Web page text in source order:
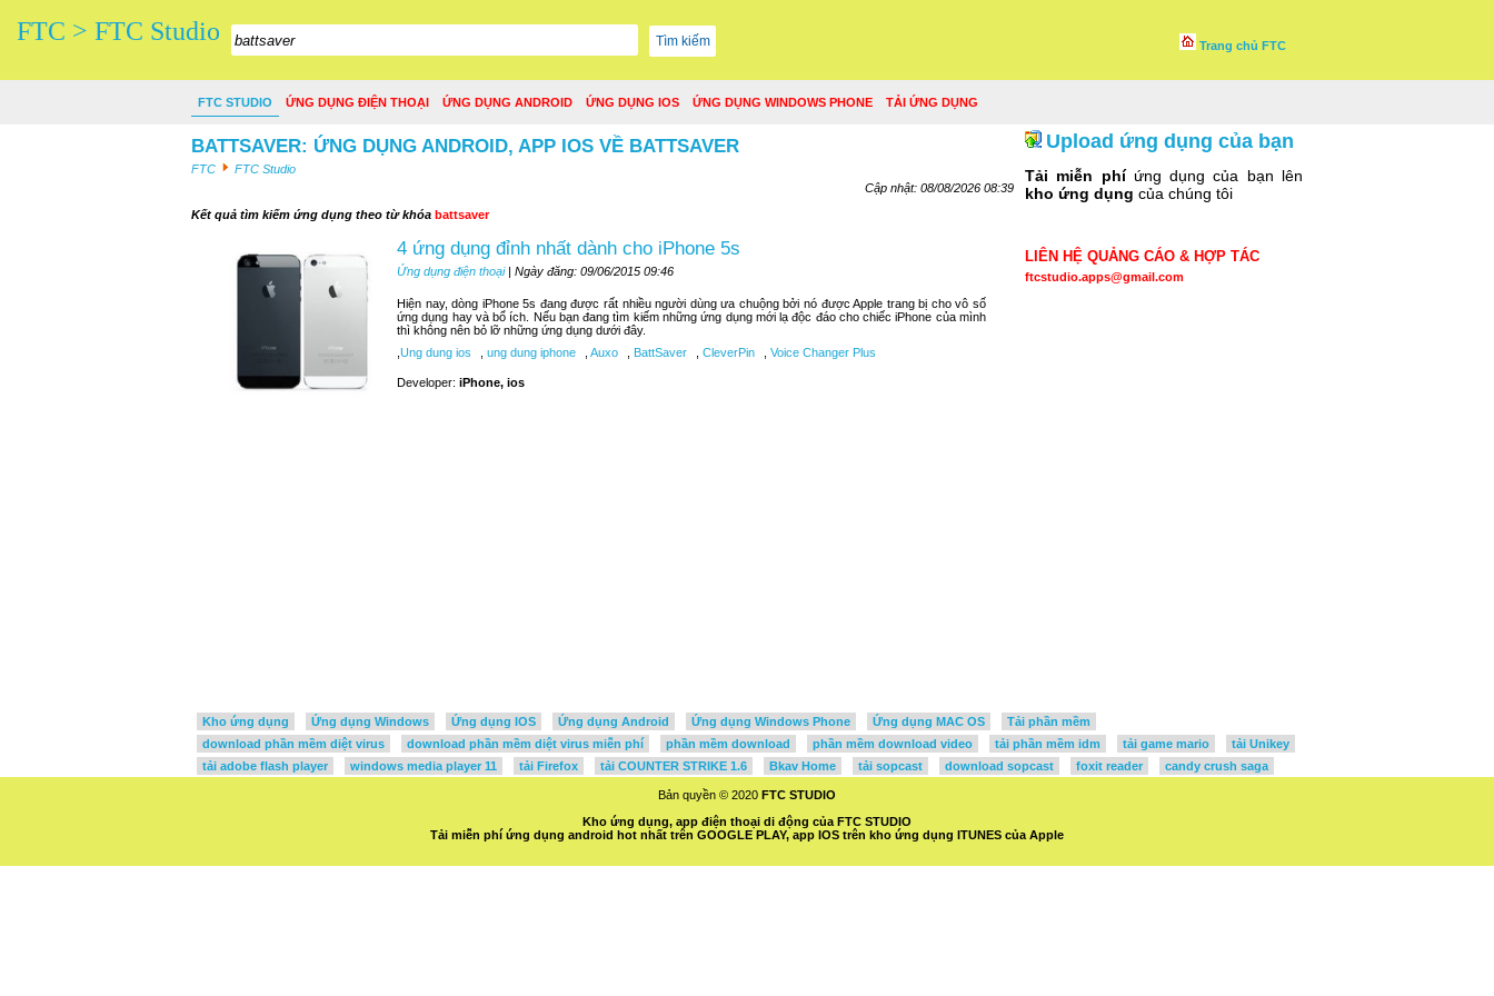
FTC > FTC Studio Trang chủ FTC
FTC STUDIO ỨNG DỤNG ĐIỆN THOẠI ỨNG DỤNG ANDROID ỨNG DỤNG IOS ỨNG DỤNG WINDOWS PHONE TẢI ỨNG DỤNG
BATTSAVER: ỨNG DỤNG ANDROID, APP IOS VỀ BATTSAVER
FTC
FTC Studio
Cập nhật: 08/08/2026 08:39
Kết quả tìm kiếm ứng dụng theo từ khóa battsaver
4 ứng dụng đỉnh nhất dành cho iPhone 5s
Ứng dụng điện thoại| Ngày đăng: 09/06/2015 09:46
Hiện nay, dòng iPhone 5s đang được rất nhiều người dùng ưa chuộng bởi nó được Apple trang bị cho vô số
ứng dụng hay và bổ ích. Nếu bạn đang tìm kiếm những ứng dụng mới lạ độc đáo cho chiếc iPhone của mình
thì không nên bỏ lỡ những ứng dụng dưới đây.
Ung dung ios ung dung iphone Auxo BattSaver CleverPin Voice Changer Plus
Developer: iPhone, ios
Upload ứng dụng của bạn
Tải miễn phíứng dụng của bạn lên
kho ứng dụng của chúng tôi
LIÊN HỆ QUẢNG CÁO & HỢP TÁC
ftcstudio.apps@gmail.com
Kho ứng dụng Ứng dụng Windows Ứng dụng IOS Ứng dụng Android Ứng dụng Windows Phone Ứng dụng MAC OS
Tải phần mềm
download phần mềm diệt virus
download phần mềm diệt virus miễn phí phần mềm download phần mềm download video tải phần mềm idm tải game mario
tải Unikey
tải adobe flash player
windows media player 11 tải Firefox tải COUNTER STRIKE 1.6 Bkav Home tải sopcast download sopcast foxit reader candy crush saga
Bản quyền © 2020 FTC STUDIO
Kho ứng dụng, app điện thoại di động của FTC STUDIO
Tải miễn phí ứng dụng android hot nhất trên GOOGLE PLAY, app IOS trên kho ứng dụng ITUNES của Apple